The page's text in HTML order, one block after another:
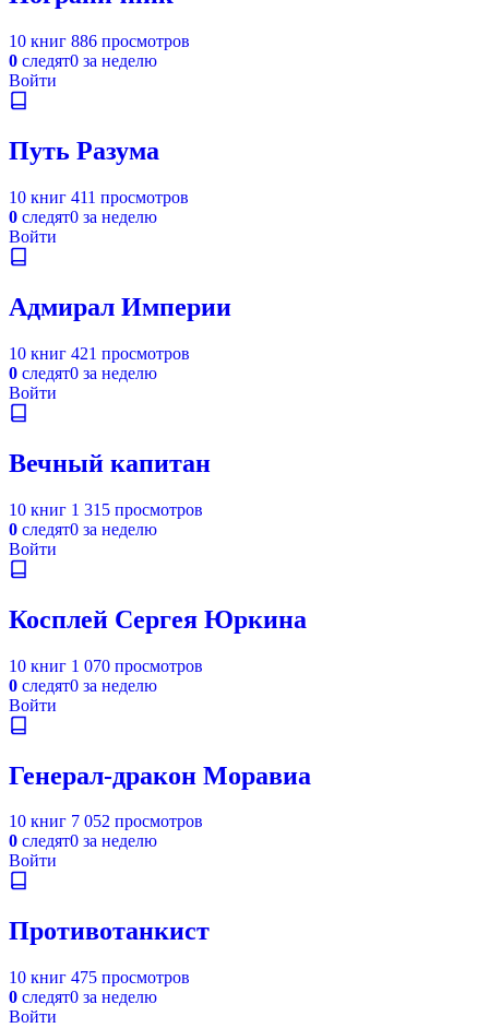
10 книг 886 просмотров
0 следят0 за неделю
Войти
Путь Разума
10 книг 411 просмотров
0 следят0 за неделю
Войти
Адмирал Империи
10 книг 421 просмотров
0 следят0 за неделю
Войти
Вечный капитан
10 книг 1 315 просмотров
0 следят0 за неделю
Войти
Косплей Сергея Юркина
10 книг 1 070 просмотров
0 следят0 за неделю
Войти
Генерал-дракон Моравиа
10 книг 7 052 просмотров
0 следят0 за неделю
Войти
Противотанкист
10 книг 475 просмотров
0 следят0 за неделю
Войти